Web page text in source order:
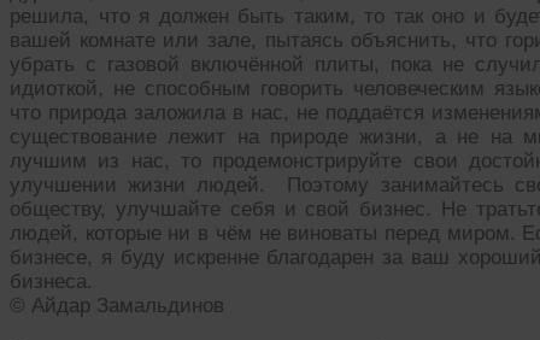
решила, что я должен быть таким, то так оно и
вашей комнате или зале, пытаясь объяснить, что
убрать с газовой включённой плиты, пока не
идиоткой, не способным говорить человеческим
что природа заложила в нас, не поддаётся
существование лежит на природе жизни, а не на
лучшим из нас, то продемонстрируйте свои
улучшении жизни людей. Поэтому занимайтесь
обществу, улучшайте себя и свой бизнес. Не
людей, которые ни в чём не виноваты перед миром.
бизнесе, я буду искренне благодарен за ваш
бизнеса.
© Айдар Замальдинов